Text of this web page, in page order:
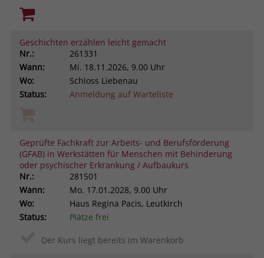
Geschichten erzählen leicht gemacht
Nr.:
261331
Wann:
Mi. 18.11.2026, 9.00 Uhr
Wo:
Schloss Liebenau
Status:
Anmeldung auf Warteliste
Geprüfte Fachkraft zur Arbeits- und Berufsförderung
(GFAB) in Werkstätten für Menschen mit Behinderung
oder psychischer Erkrankung / Aufbaukurs
Nr.:
281501
Wann:
Mo. 17.01.2028, 9.00 Uhr
Wo:
Haus Regina Pacis, Leutkirch
Status:
Plätze frei
Der Kurs liegt bereits im Warenkorb